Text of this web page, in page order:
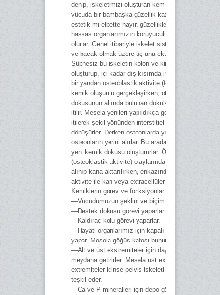
denip, iskeletimizi oluşturan kemik üyelerinin her biri
vücuda bir bambaşka güzellik katmaktadır. Sadece
estetik mi elbette hayır, güzelliklerinin yanı sıra en
hassas organlarımızın koruyuculuğunu da üstlenmiş
olurlar. Genel itibariyle iskelet sistemimiz baş,
ve bacak olmak üzere üç ana eksen üzerine
Şüphesiz bu iskeletin kolon ve kirişlerini kemikler
oluşturup, içi kadar dış kısımda inceleme
bir yandan osteoblastik aktivite (formasyon)
kemik oluşumu gerçekleşirken, öte yandan kemik
dokusunun altında bulunan dokular ise iç tarafa
itilir. Mesela yenileri yapıldıkça general lameller içe
itilerek şekil yönünden interstitiel lameller haline
dönüşürler. Derken osteonlarda yıpranmış olanlar
osteonların yerini alırlar. Bu arada osteoklast
yeni kemik dokusu oluştururlar. Özellikle
(osteoklastik aktivite) olaylarında evvela madeni
alınıp kana aktarılırken, enkazında ise yine
aktivite ile kan veya extracellüler yapımı safhası
Kemiklerin görev ve fonksiyonları
—Vücudumuzun şeklini ve biçimini tayin ederler.
—Destek dokusu görevi yaparlar.
—Kaldıraç kolu görevi yaparlar.
—Hayati organlarımız için kapalı kutu muhafaza
yapar. Mesela göğüs kafesi bunun tipik bir misalidir.
—Alt ve üst ekstremiteler için dayanak sistemleri
meydana getirirler. Mesela üst extremiteler için
extremiteler içinse pelvis iskeleti bunun tipik misalini
teşkil eder.
—Ca ve P mineralleri için depo görevi yaparlar.